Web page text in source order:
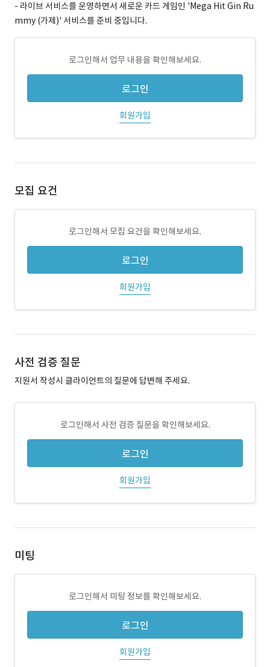
- 라이브 서비스를 운영하면서 새로운 카드 게임인 'Mega Hit Gin Ru
mmy (가제)' 서비스를 준비 중입니다.
로그인해서 업무 내용을 확인해보세요.
로그인
회원가입
모집 요건
로그인해서 모집 요건을 확인해보세요.
로그인
회원가입
사전 검증 질문
지원서 작성시 클라이언트의 질문에 답변해 주세요.
로그인해서 사전 검증 질문을 확인해보세요.
로그인
회원가입
미팅
로그인해서 미팅 정보를 확인해보세요.
로그인
회원가입